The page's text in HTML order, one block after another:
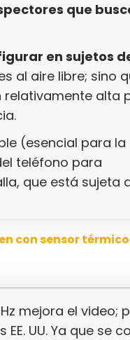
que
en sujetos
al aire libre; sino
relativamente alta
(esencial para la
teléfono para
que está sujeta
mejora el video;
UU. Ya que se